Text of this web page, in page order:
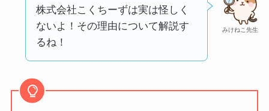
ロモート株式会社の
口コミ・評判
は実際
みけねこ先生
株式会社こくちーずは実は怪しく
ないよ！その理由について解説す
るね！